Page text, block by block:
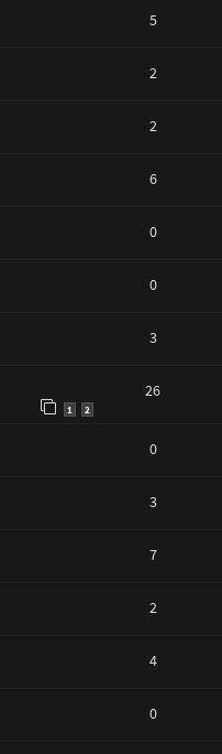
5
2
2
6
0
0
3
1 2
26
0
3
7
2
4
0